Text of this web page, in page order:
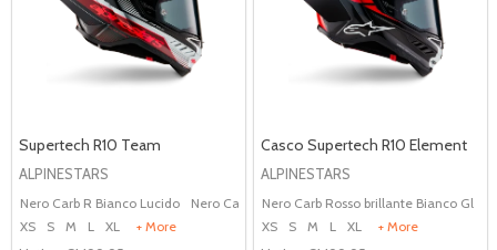
Supertech R10 Team
ALPINESTARS
Nero Carb R Bianco Lucido
Nero Carb R Fluo D Blu Matt
XS
S M L XL + More
Casco Supertech R10 Element
ALPINESTARS
Nero Carb Rosso brillante Bianco Gl
XS
S M L XL + More